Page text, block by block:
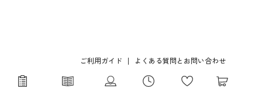
ご利用ガイド よくある質問とお問い合わせ